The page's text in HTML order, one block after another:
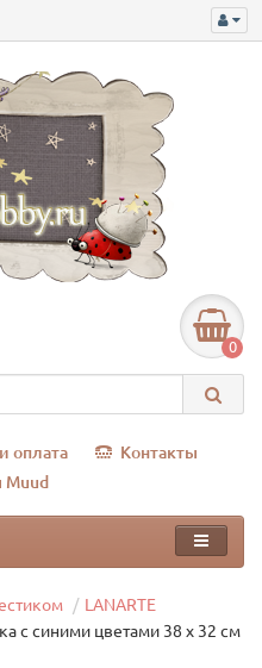
0
оплата
Контакты
Muud
LANARTE
с синими цветами 38 х 32 см